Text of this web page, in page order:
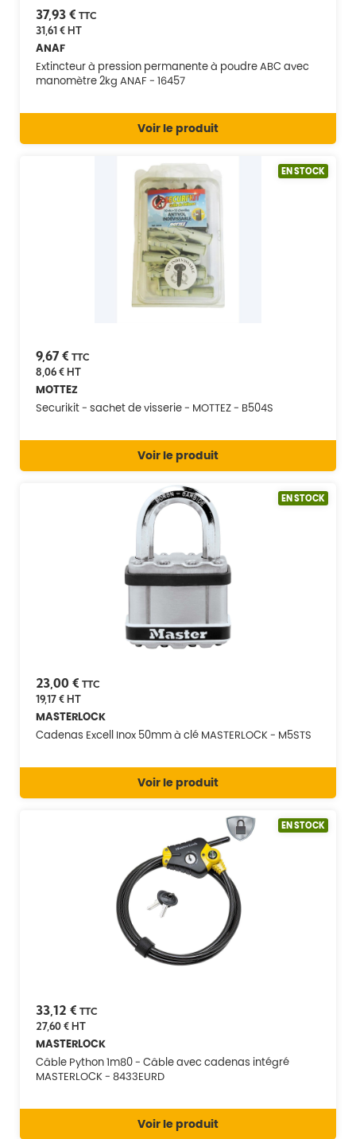
37,93 € TTC
31,61 €HT
ANAF
Extincteur à pression permanente à poudre ABC avec
manomètre 2kg ANAF - 16457
Voir le produit
EN STOCK
9,67 € TTC
8,06 €HT
MOTTEZ
Securikit - sachet de visserie - MOTTEZ - B504S
Voir le produit
EN STOCK
23,00 € TTC
19,17 €HT
MASTERLOCK
Cadenas Excell Inox 50mm à clé MASTERLOCK - M5STS
Voir le produit
EN STOCK
33,12 € TTC
27,60 €HT
MASTERLOCK
Câble Python 1m80 - Câble avec cadenas intégré
MASTERLOCK - 8433EURD
Voir le produit